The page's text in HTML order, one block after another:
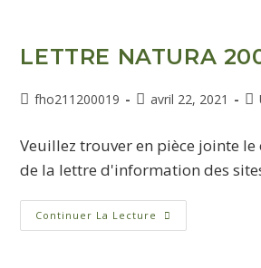
LETTRE NATURA
fho211200019 avril 22, 2021
Veuillez trouver en pièce jointe
de la lettre d'information des
Continuer La Lecture